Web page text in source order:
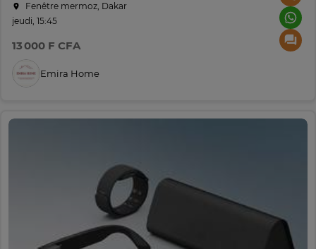
Fenêtre mermoz, Dakar
jeudi, 15:45
13 000 F CFA
Emira Home